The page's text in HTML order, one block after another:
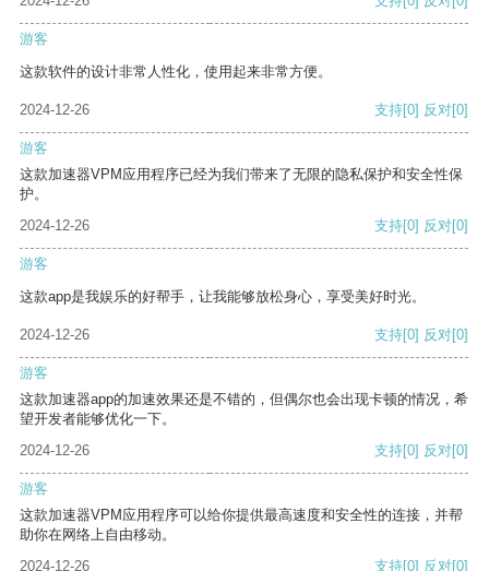
游客
这款软件的设计非常人性化，使用起来非常方便。
2024-12-26 支持[0] 反对[0]
游客
这款加速器VPM应用程序已经为我们带来了无限的隐私保护和安全性保
护。
2024-12-26
支持[0] 反对[0]
游客
这款app是我娱乐的好帮手，让我能够放松身心，享受美好时光。
2024-12-26 支持[0] 反对[0]
游客
这款加速器app的加速效果还是不错的，但偶尔也会出现卡顿的情况，希
望开发者能够优化一下。
2024-12-26
支持[0] 反对[0]
游客
这款加速器VPM应用程序可以给你提供最高速度和安全性的连接，并帮
助你在网络上自由移动。
2024-12-26
支持[0] 反对[0]